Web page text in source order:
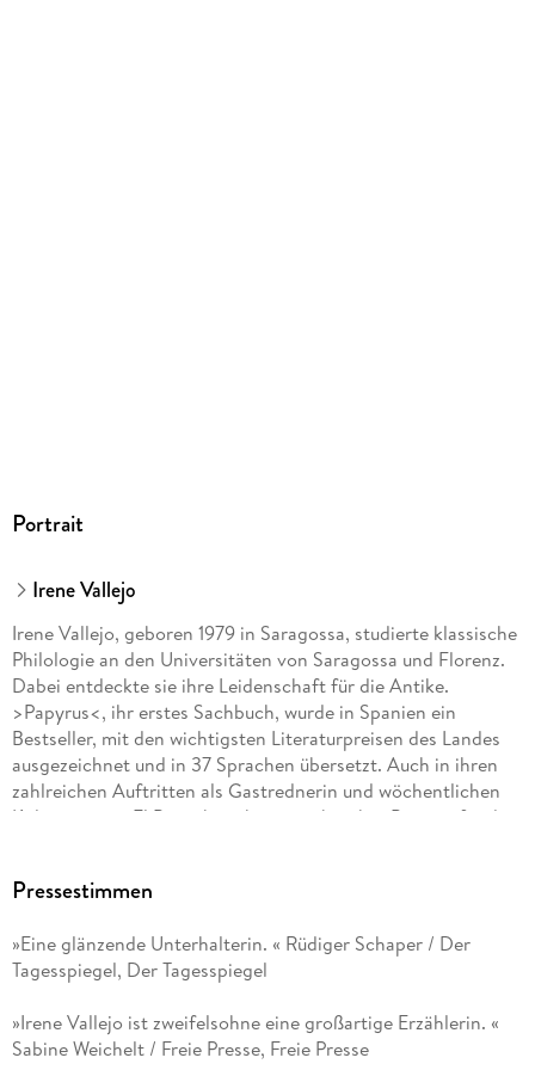
Portrait
Irene Vallejo
Irene Vallejo, geboren 1979 in Saragossa, studierte klassische
Philologie an den Universitäten von Saragossa und Florenz.
Dabei entdeckte sie ihre Leidenschaft für die Antike.
>Papyrus<, ihr erstes Sachbuch, wurde in Spanien ein
Bestseller, mit den wichtigsten Literaturpreisen des Landes
ausgezeichnet und in 37 Sprachen übersetzt. Auch in ihren
zahlreichen Auftritten als Gastrednerin und wöchentlichen
Kolumnen in >El País< berichtet sie über ihre Passion für die
Kindern Kunst und Literatur näherbringen. Irene Vallejo lebt
Pressestimmen
»Eine glänzende Unterhalterin. « Rüdiger Schaper / Der
Tagesspiegel, Der Tagesspiegel
»Irene Vallejo ist zweifelsohne eine großartige Erzählerin. «
Sabine Weichelt / Freie Presse, Freie Presse